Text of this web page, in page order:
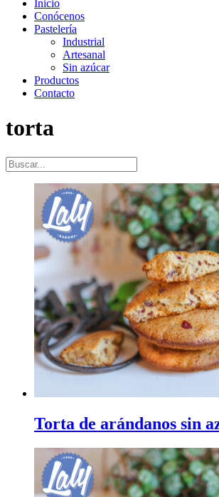
Inicio
Conócenos
Pastelería
Industrial
Artesanal
Sin azúcar
Productos
Contacto
torta
Torta de arándanos sin